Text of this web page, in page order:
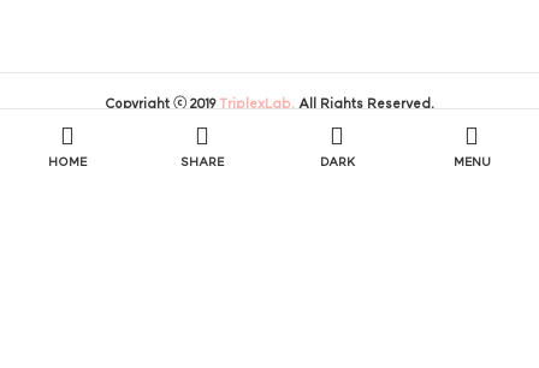
Copyright ⓒ 2019 TriplexLab. All Rights Reserved.
HOME SHARE DARK MENU